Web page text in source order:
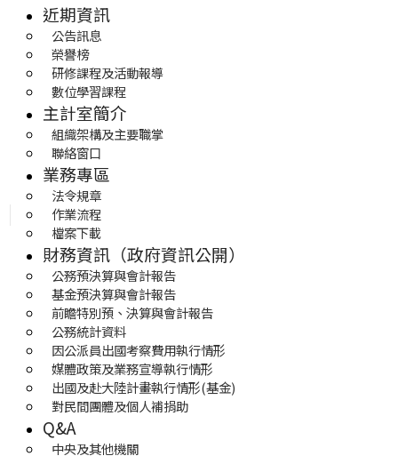
近期資訊
公告訊息
榮譽榜
研修課程及活動報導
數位學習課程
主計室簡介
組織架構及主要職掌
聯絡窗口
業務專區
法令規章
作業流程
檔案下載
財務資訊（政府資訊公開）
公務預決算與會計報告
基金預決算與會計報告
前瞻特別預、決算與會計報告
公務統計資料
因公派員出國考察費用執行情形
媒體政策及業務宣導執行情形
出國及赴大陸計畫執行情形(基金)
對民間團體及個人補捐助
Q&A
中央及其他機關